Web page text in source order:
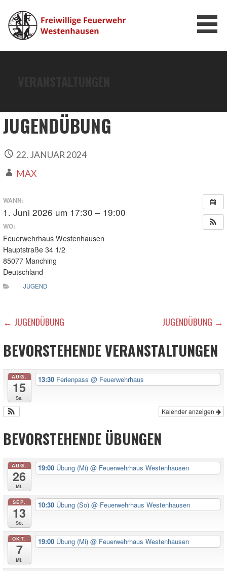
Inhalt
springen
JUGENDÜBUNG
22. JANUAR 2024
MAX
WANN:
1. Juni 2026 um 17:30 – 19:00
WO:
Feuerwehrhaus Westenhausen
Hauptstraße 34 1/2
85077 Manching
Deutschland
JUGEND
BEITRAGSNAVIGATION
← JUGENDÜBUNG JUGENDÜBUNG →
BEVORSTEHENDE VERANSTALTUNGEN
AUG.
15
Sa.
13:30 Ferienpass @ Feuerwehrhaus
Kalender anzeigen
BEVORSTEHENDE ÜBUNGEN
AUG.
26
Mi.
19:00 Übung (Mi) @ Feuerwehrhaus Westenhausen
SEP.
13
So.
10:30 Übung (So) @ Feuerwehrhaus Westenhausen
OKT.
7
Mi.
19:00 Übung (Mi) @ Feuerwehrhaus Westenhausen